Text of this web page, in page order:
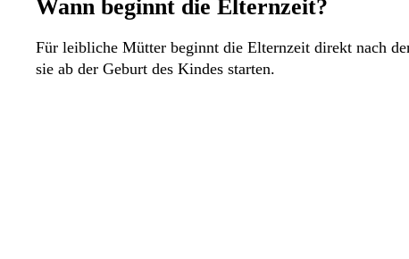
Wann beginnt die Elternzeit?
Für leibliche Mütter beginnt die Elternzeit direkt nach
sie ab der Geburt des Kindes starten.